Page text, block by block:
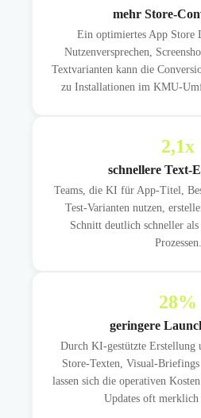
mehr Store-
Ein optimiertes App Store
Nutzenversprechen,
Textvarianten kann die
zu Installationen im KMU-
2,1x
schnellere Text-
Teams, die KI für App-Titel,
Test-Varianten nutzen,
Schnitt deutlich schneller
Prozessen.
28%
geringere
Durch KI-gestützte Erstellung
Store-Texten, Visual-
lassen sich die operativen
Updates oft merklich